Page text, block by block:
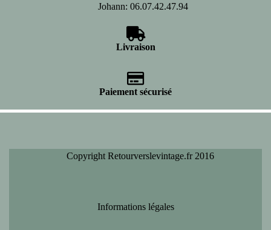
Johann: 06.07.42.47.94
Livraison
Paiement sécurisé
Copyright Retourverslevintage.fr 2016
Informations légales